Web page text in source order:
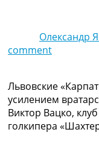
Рейтинги
Правила
Украина.
Лига
Олександр
comment
Львовские
усилением
Виктор Вацко,
голкипера